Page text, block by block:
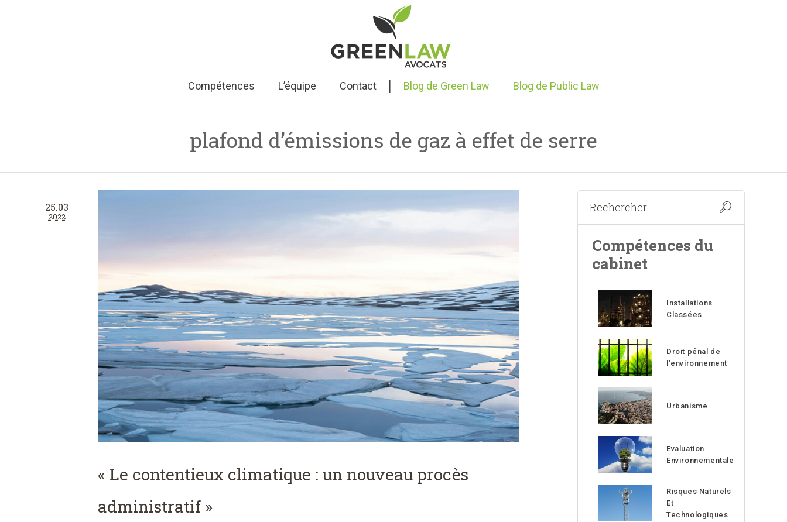
Compétences L’équipe Contact | Blog de Green Law Blog de Public Law
plafond d’émissions de gaz à effet de serre
25.03
2022
« Le contentieux climatique : un nouveau procès
administratif »
Compétences du
cabinet
Installations
Classées
Droit pénal de
l’environnement
Urbanisme
Evaluation
Environnementale
Risques Naturels
Et
Technologiques